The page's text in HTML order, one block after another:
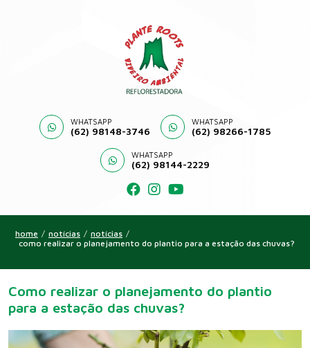
WHATSAPP
(62) 98148-3746
WHATSAPP
(62) 98266-1785
WHATSAPP
(62) 98144-2229
home / notícias / notícias /
como realizar o planejamento do plantio para a estação das chuvas?
Como realizar o planejamento do plantio
para a estação das chuvas?